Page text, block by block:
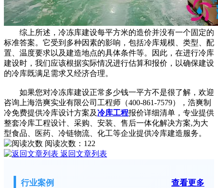
综上所述，冷冻库建设每平方米的造价并没有一个固定的
标准答案。它受到多种因素的影响，包括冷库规模、类型、配
置、温度要求以及建造地点的具体条件等。因此，在进行冷库
建设时，我们应该根据实际情况进行估算和报价，以确保建设
的冷库既满足需求又经济合理。
如果您对冷冻库建设正常多少钱一平方不是很了解，欢迎
咨询上海浩爽实业有限公司工程师（400-861-7579），浩爽制
冷免费提供冷库设计方案及冷库工程报价详细清单，专业提供
整套冷库工程设计、采购、安装、售后一体化解决方案,为大
型食品、医药、冷链物流、化工等企业提供冷库建造服务。
阅读次数： 122
返回文章列表
行业案例 查看更多